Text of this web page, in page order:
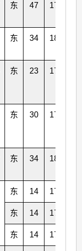
东 47 17/9
东 34 18/9
东 23 17/9
东 30 17/9
东 34 18/9
东 14 17/9
东 14 17/9
东 14 17/9